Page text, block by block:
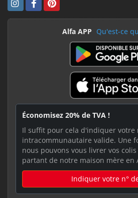
Alfa APP Qu'est-ce
Économisez 20% de TVA !
Il suffit pour cela d'indiquer votre
intracommunautaire valide. Une
nous pouvons vous livrer vos
partant de notre maison mère en
Indiquer votre n°